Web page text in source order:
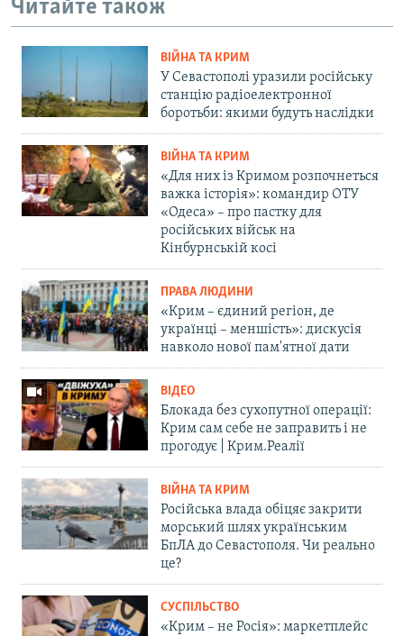
Читайте також
ВІЙНА ТА КРИМ
У Севастополі уразили російську
станцію радіоелектронної
боротьби: якими будуть наслідки
ВІЙНА ТА КРИМ
«Для них із Кримом розпочнеться
важка історія»: командир ОТУ
«Одеса» – про пастку для
російських військ на
Кінбурнській косі
ПРАВА ЛЮДИНИ
«Крим – єдиний регіон, де
українці – меншість»: дискусія
навколо нової пам'ятної дати
ВІДЕО
Блокада без сухопутної операції:
Крим сам себе не заправить і не
прогодує | Крим.Реалії
ВІЙНА ТА КРИМ
Російська влада обіцяє закрити
морський шлях українським
БпЛА до Севастополя. Чи реально
це?
СУСПІЛЬСТВО
«Крим – не Росія»: маркетплейс